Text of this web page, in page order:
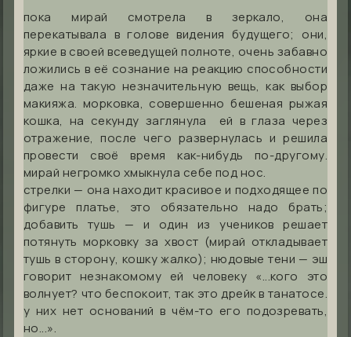
пока мирай смотрела в зеркало, она
перекатывала в голове видения будущего; они,
яркие в своей всеведущей полноте, очень забавно
ложились в её сознание на реакцию способности
даже на такую незначительную вещь, как выбор
макияжа. морковка, совершенно бешеная рыжая
кошка, на секунду заглянула ей в глаза через
отражение, после чего развернулась и решила
провести своё время как-нибудь по-другому.
мирай негромко хмыкнула себе под нос.
стрелки — она находит красивое и подходящее по
фигуре платье, это обязательно надо брать;
добавить тушь — и один из учеников решает
потянуть морковку за хвост (мирай откладывает
тушь в сторону, кошку жалко); нюдовые тени — эш
говорит незнакомому ей человеку «...кого это
волнует? что беспокоит, так это дрейк в танатосе.
у них нет оснований в чём-то его подозревать,
но...».